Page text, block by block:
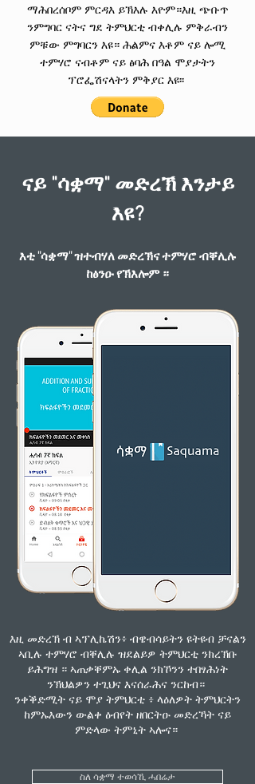
ማሕበረሰቦም ምርዳእ ይኽእሉ እዮም።እዚ ጭቡጥ
ንምግባር ናትና ግደ ትምህርቲ ብቀሊሉ ምቅራብን
ምቹው ምግባርን እዩ። ሕልምና እቶም ናይ ሎሚ
ተምሃሮ ናብቶም ናይ ፅባሕ በዓል ሞያታትን
ፕሮፌሽናላትን ምቅያር እዩ፡፡
ናይ "ሳቋማ" መድረኽ እንታይ
እዩ?
እቲ "ሳቋማ" ዝተብሃለ መድረኽና ተምሃሮ ብቐሊሉ
ከፅንዑ የኽእሎም ።
እዚ መድረኽ ብ ኣፕሊኬሽን፥ ብዌብሳይትን ዩትዩብ ቻናልን
ኣቢሉ ተምሃሮ ብቐሊሉ ዝደልይዎ ትምህርቲ ንክረኽቡ
ይሕግዝ ። ኣጠቃቐምኡ ቀሊል ንክኾንን ተበፃሕነት
ንኽህልዎን ተጊህና እናሰራሕና ንርከብ።
ንቀቕድሚት ናይ ሞያ ትምህርቲ ፥ ላዕለዎት ትምህርትን
ከምኡእውን ውልቀ ዕብየት ዘበርትዑ መድረኻት ናይ
ምድላው ትምኒት ኣሎና።
ስለ ሳቋማ ተወሳኺ ሓበሬታ